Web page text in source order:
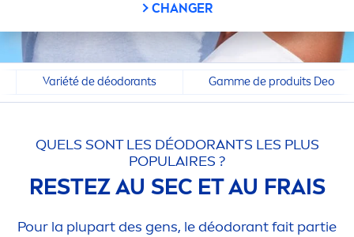
CHANGER
Variété de déodorants Gamme de produits Deo
QUELS SONT LES DÉODORANTS LES PLUS
POPULAIRES ?
RESTEZ AU SEC ET AU FRAIS
Pour la plupart des gens, le déodorant fait partie